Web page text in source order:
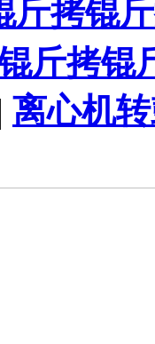
斤拷锟
斤拷锟
| 离心机